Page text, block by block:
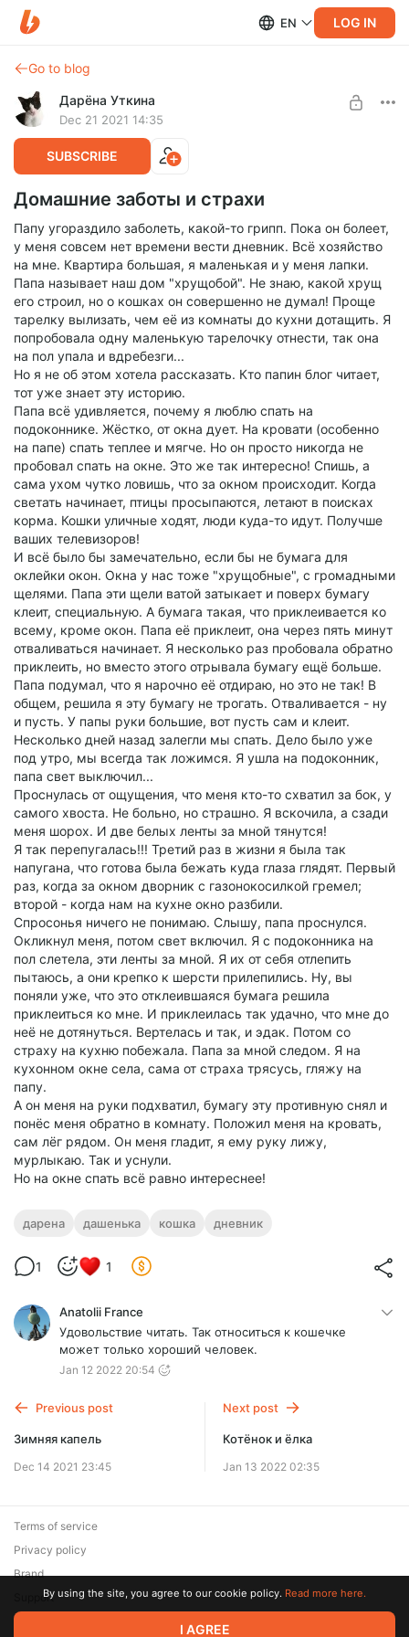
EN LOG IN
Go to blog
Дарёна Уткина
Dec 21 2021 14:35
SUBSCRIBE
Домашние заботы и страхи
Папу угораздило заболеть, какой-то грипп. Пока он болеет,
у меня совсем нет времени вести дневник. Всё хозяйство
на мне. Квартира большая, я маленькая и у меня лапки.
Папа называет наш дом "хрущобой". Не знаю, какой хрущ
его строил, но о кошках он совершенно не думал! Проще
тарелку вылизать, чем её из комнаты до кухни дотащить. Я
попробовала одну маленькую тарелочку отнести, так она
на пол упала и вдребезги...
Но я не об этом хотела рассказать. Кто папин блог читает,
тот уже знает эту историю.
Папа всё удивляется, почему я люблю спать на
подоконнике. Жёстко, от окна дует. На кровати (особенно
на папе) спать теплее и мягче. Но он просто никогда не
пробовал спать на окне. Это же так интересно! Спишь, а
сама ухом чутко ловишь, что за окном происходит. Когда
светать начинает, птицы просыпаются, летают в поисках
корма. Кошки уличные ходят, люди куда-то идут. Получше
ваших телевизоров!
И всё было бы замечательно, если бы не бумага для
оклейки окон. Окна у нас тоже "хрущобные", с громадными
щелями. Папа эти щели ватой затыкает и поверх бумагу
клеит, специальную. А бумага такая, что приклеивается ко
всему, кроме окон. Папа её приклеит, она через пять минут
отваливаться начинает. Я несколько раз пробовала обратно
приклеить, но вместо этого отрывала бумагу ещё больше.
Папа подумал, что я нарочно её отдираю, но это не так! В
общем, решила я эту бумагу не трогать. Отваливается - ну
и пусть. У папы руки большие, вот пусть сам и клеит.
Несколько дней назад залегли мы спать. Дело было уже
под утро, мы всегда так ложимся. Я ушла на подоконник,
папа свет выключил...
Проснулась от ощущения, что меня кто-то схватил за бок, у
самого хвоста. Не больно, но страшно. Я вскочила, а сзади
меня шорох. И две белых ленты за мной тянутся!
Я так перепугалась!!! Третий раз в жизни я была так
напугана, что готова была бежать куда глаза глядят. Первый
раз, когда за окном дворник с газонокосилкой гремел;
второй - когда нам на кухне окно разбили.
Спросонья ничего не понимаю. Слышу, папа проснулся.
Окликнул меня, потом свет включил. Я с подоконника на
пол слетела, эти ленты за мной. Я их от себя отлепить
пытаюсь, а они крепко к шерсти прилепились. Ну, вы
поняли уже, что это отклеившаяся бумага решила
приклеиться ко мне. И приклеилась так удачно, что мне до
неё не дотянуться. Вертелась и так, и эдак. Потом со
страху на кухню побежала. Папа за мной следом. Я на
кухонном окне села, сама от страха трясусь, гляжу на
папу.
А он меня на руки подхватил, бумагу эту противную снял и
понёс меня обратно в комнату. Положил меня на кровать,
сам лёг рядом. Он меня гладит, я ему руку лижу,
мурлыкаю. Так и уснули.
Но на окне спать всё равно интереснее!
дарена дашенька кошка дневник
1 1
Anatolii France
Удовольствие читать. Так относиться к кошечке
может только хороший человек.
Jan 12 2022 20:54
Previous post
Зимняя капель
Dec 14 2021 23:45
Next post
Котёнок и ёлка
Jan 13 2022 02:35
© 2026 Zaya Solutions Limited. All rights reserved. All trademarks
Terms of service
Privacy policy
Brand
SupportBy using the site, you agree to our cookie policy. Read more here.
I AGREE